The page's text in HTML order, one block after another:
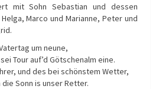
mit Sohn Sebastian und dessen
Marco und Marianne, Peter und
um neune,
Tour auf’d Götschenalm eine.
und des bei schönstem Wetter,
Sonn is unser Retter.